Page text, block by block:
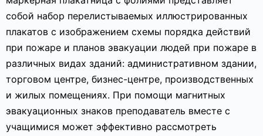
собой набор перелистываемых иллюстрированных
плакатов с изображением схемы порядка действий
при пожаре и планов эвакуации людей при пожаре в
различных видах зданий: административном здании,
торговом центре, бизнес-центре, производственных
и жилых помещениях. При помощи магнитных
эвакуационных знаков преподаватель вместе с
учащимися может эффективно рассмотреть